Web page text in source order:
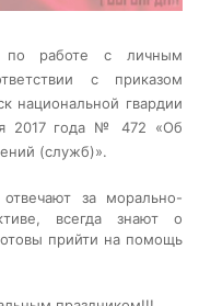
по работе с личным
с приказом
национальной гвардии
2017 года № 472 «Об
(служб)».
отвечают за морально-
всегда знают о
прийти на помощь